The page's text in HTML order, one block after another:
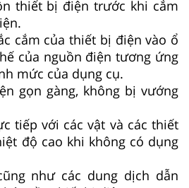
thiết bị điện trước khi cắm
cắm của thiết bị điện vào ổ
của nguồn điện tương ứng
mức của dụng cụ.
gọn gàng, không bị vướng
tiếp với các vật và các thiết
độ cao khi không có dụng
như các dung dịch dẫn